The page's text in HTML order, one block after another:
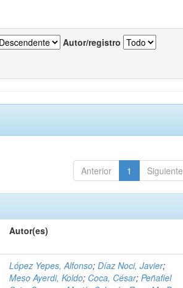
Autor/registro
Anterior 1 Siguiente
Autor(es)
López Yepes, Alfonso;Díaz Noci, Javier;
Meso Ayerdi, Koldo; Coca, César;Peñafiel